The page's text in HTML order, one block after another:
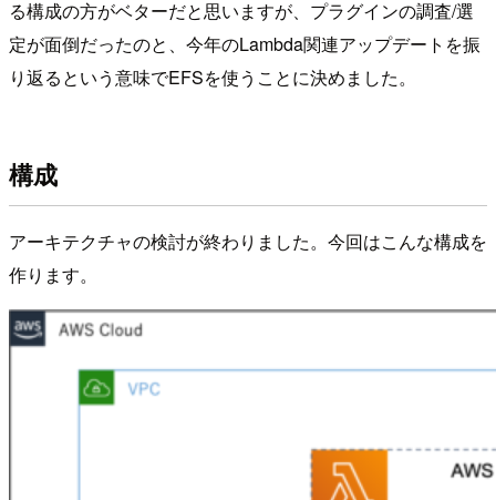
る構成の方がベターだと思いますが、プラグインの調査/選
定が面倒だったのと、今年のLambda関連アップデートを振
り返るという意味でEFSを使うことに決めました。
構成
アーキテクチャの検討が終わりました。今回はこんな構成を
作ります。